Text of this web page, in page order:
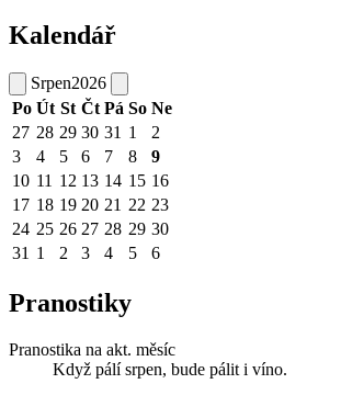
Kalendář
Srpen2026
Po Út St Čt Pá So Ne
27 28 29 30 31 1
2
3
4 5 6 7 8
9
10 11 12 13 14 15 16
17 18 19 20 21 22 23
24 25 26 27 28 29 30
31 1 2 3 4 5 6
Pranostiky
Pranostika na akt. měsíc
Když pálí srpen, bude pálit i víno.